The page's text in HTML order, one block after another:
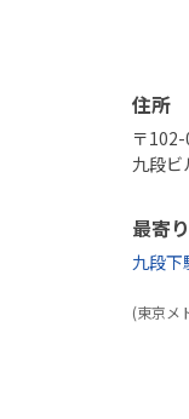
住所
〒
九段ビ
最寄
九段下
(東京メ